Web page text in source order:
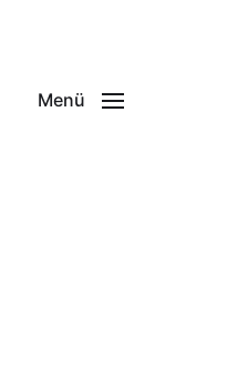
Menü